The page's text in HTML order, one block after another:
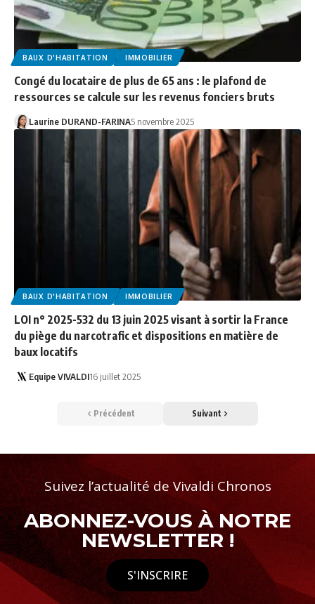
BAUX D'HABITATION IMMOBILIER
Congé du locataire de plus de 65 ans : le plafond de
ressources se calcule sur les revenus fonciers bruts
Laurine DURAND-FARINA5 novembre 2025
BAUX D'HABITATION IMMOBILIER
LOI n° 2025-532 du 13 juin 2025 visant à sortir la France
du piège du narcotrafic et dispositions en matière de
baux locatifs
Equipe VIVALDI16 juillet 2025
Précédent Suivant
Suivez l’actualité de Vivaldi Chronos
ABONNEZ-VOUS À NOTRE
NEWSLETTER !
S'INSCRIRE